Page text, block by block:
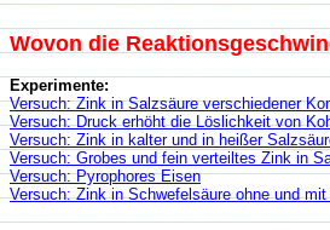
Wovon die
Experimente:
Versuch: Zink in Salzsäure verschiedener
Versuch: Druck erhöht die Löslichkeit von
Versuch: Zink in kalter und in heißer
Versuch: Grobes und fein verteiltes Zink in
Versuch: Pyrophores Eisen
Versuch: Zink in Schwefelsäure ohne und